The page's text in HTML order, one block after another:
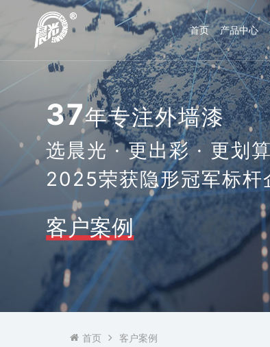
首页 产品中心
37年专注外墙漆
选晨光 · 更出彩 · 更划算
2025荣获隐形冠军标杆
客户案例
首页 客户案例